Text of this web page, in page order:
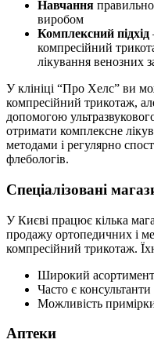
Навчання
виробом
Комплексний підхід
компресійний
лікування венозних
У клініці “Про Хелс” ви
компресійний трикотаж,
допомогою
отримати комплексне
методами і регулярно
флебологів.
Спеціалізовані
У Києві працює кілька
продажу ортопедичних і
компресійний трикотаж.
Широкий асортимент
Часто є
Можливість
Аптеки